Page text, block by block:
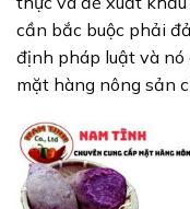
cần bắc buộc phải
định pháp luật và nó
mặt hàng nông sản